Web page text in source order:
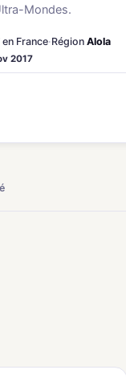
Mondes.
en France·Région Alola
2017